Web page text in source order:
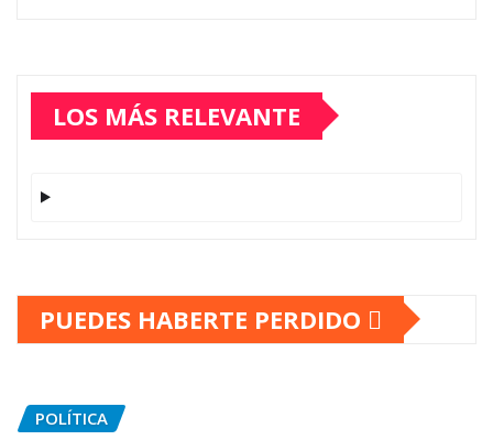
LOS MÁS RELEVANTE
PUEDES HABERTE PERDIDO
POLÍTICA